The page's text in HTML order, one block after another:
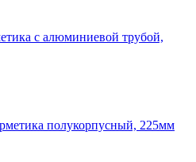
с алюминиевой трубой,